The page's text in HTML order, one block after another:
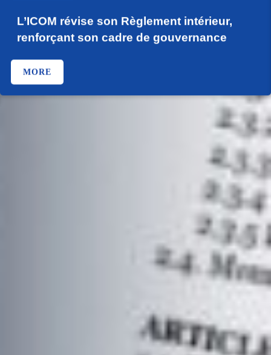
L’ICOM révise son Règlement intérieur,
renforçant son cadre de gouvernance
MORE